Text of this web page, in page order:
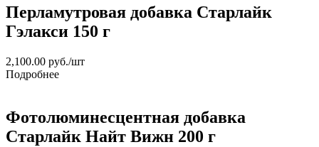
Перламутровая добавка Старлайк
Гэлакси 150 г
2,100.00 руб./шт
Подробнее
Фотолюминесцентная добавка
Старлайк Найт Вижн 200 г